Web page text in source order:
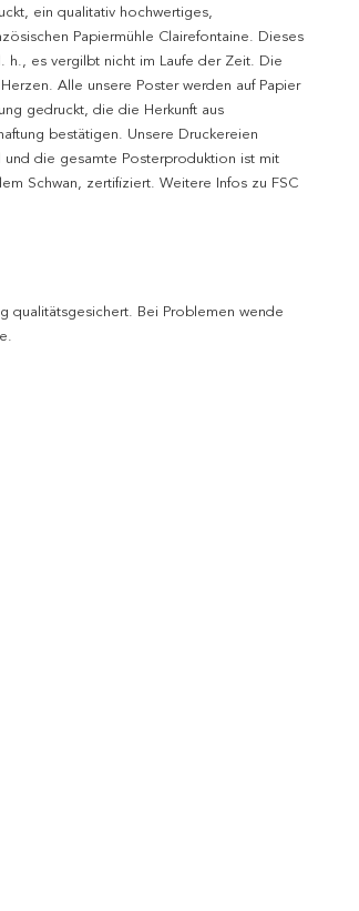
ein qualitativ hochwertiges,
Papiermühle Clairefontaine. Dieses
h., es vergilbt nicht im Laufe der Zeit. Die
Alle unsere Poster werden auf Papier
gedruckt, die die Herkunft aus
bestätigen. Unsere Druckereien
die gesamte Posterproduktion ist mit
Schwan, zertifiziert. Weitere Infos zu FSC
qualitätsgesichert. Bei Problemen wende